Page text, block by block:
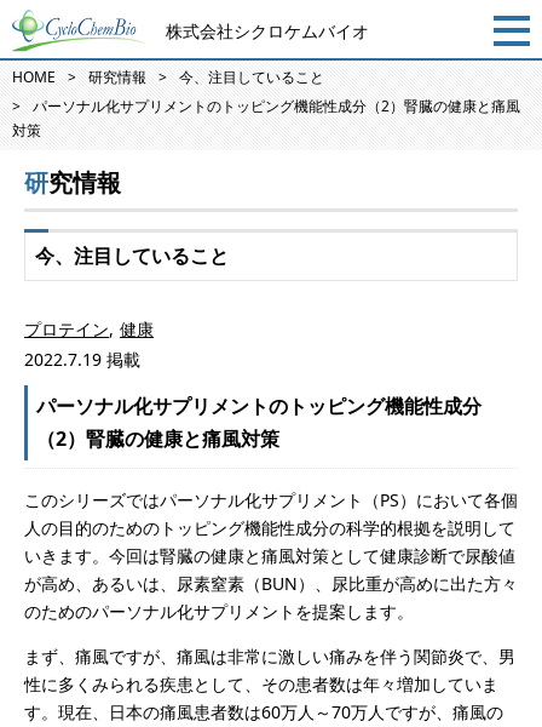
株式会社シクロケムバイオ
HOME 研究情報
今、注目していること
パーソナル化サプリメントのトッピング機能性成分（2）腎臓の健康と痛風
対策
研究情報
今、注目していること
プロテイン 健康
2022.7.19 掲載
パーソナル化サプリメントのトッピング機能性成分
（2）腎臓の健康と痛風対策
このシリーズではパーソナル化サプリメント（PS）において各個
人の目的のためのトッピング機能性成分の科学的根拠を説明して
いきます。今回は腎臓の健康と痛風対策として健康診断で尿酸値
が高め、あるいは、尿素窒素（BUN）、尿比重が高めに出た方々
のためのパーソナル化サプリメントを提案します。
まず、痛風ですが、痛風は非常に激しい痛みを伴う関節炎で、男
性に多くみられる疾患として、その患者数は年々増加していま
す。現在、日本の痛風患者数は60万人～70万人ですが、痛風の